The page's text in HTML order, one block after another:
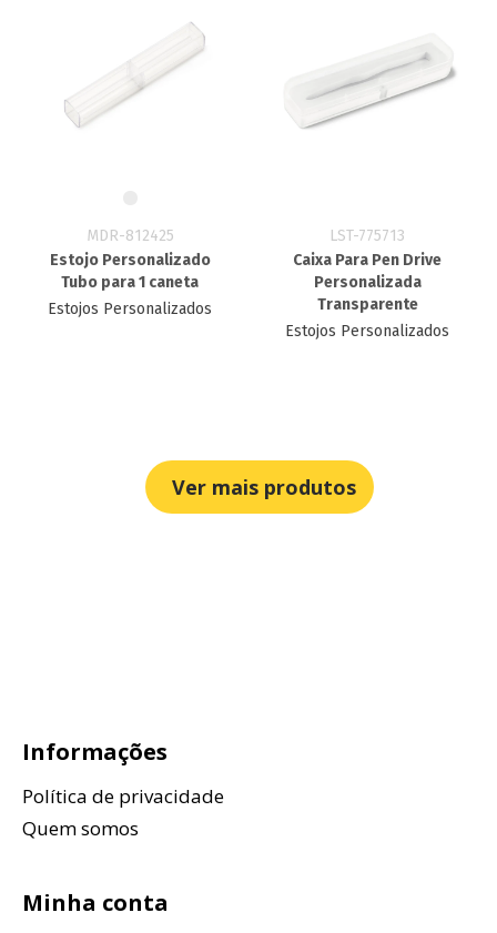
MDR-812425
Estojo Personalizado
Tubo para 1 caneta
Estojos Personalizados
LST-775713
Caixa Para Pen Drive
Personalizada
Transparente
Estojos Personalizados
Ver mais produtos
Informações
Política de privacidade
Quem somos
Minha conta